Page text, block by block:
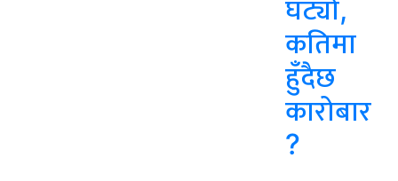
घट्यो,
कतिमा
हुँदैछ
कारोबार
?